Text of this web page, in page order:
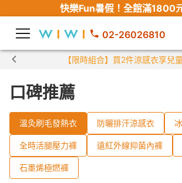
快樂Fun暑假！ 全館滿1800
02-26026810
【限時組合】買2件涼感衣享兒
口碑推薦
溫灸刷毛發熱衣 防曬排汗涼感衣
全時活腿壓力褲 遠紅外線抑菌內褲
石墨烯極燃褲